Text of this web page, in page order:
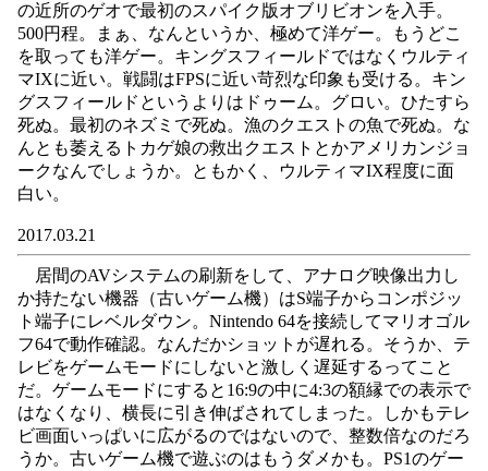
の近所のゲオで最初のスパイク版オブリビオンを入手。
500円程。まぁ、なんというか、極めて洋ゲー。もうどこ
を取っても洋ゲー。キングスフィールドではなくウルティ
マIXに近い。戦闘はFPSに近い苛烈な印象も受ける。キン
グスフィールドというよりはドゥーム。グロい。ひたすら
死ぬ。最初のネズミで死ぬ。漁のクエストの魚で死ぬ。な
んとも萎えるトカゲ娘の救出クエストとかアメリカンジョ
ークなんでしょうか。ともかく、ウルティマIX程度に面
白い。
2017.03.21
居間のAVシステムの刷新をして、アナログ映像出力し
か持たない機器（古いゲーム機）はS端子からコンポジッ
ト端子にレベルダウン。Nintendo 64を接続してマリオゴル
フ64で動作確認。なんだかショットが遅れる。そうか、テ
レビをゲームモードにしないと激しく遅延するってこと
だ。ゲームモードにすると16:9の中に4:3の額縁での表示で
はなくなり、横長に引き伸ばされてしまった。しかもテレ
ビ画面いっぱいに広がるのではないので、整数倍なのだろ
うか。古いゲーム機で遊ぶのはもうダメかも。PS1のゲー